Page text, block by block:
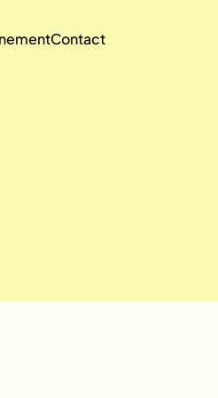
Contact